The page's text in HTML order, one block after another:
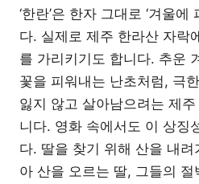
‘한란’은 한자 그대로 ‘겨울에
다. 실제로 제주 한라산 자락
를 가리키기도 합니다. 추운
꽃을 피워내는 난초처럼, 극
잃지 않고 살아남으려는 제
니다. 영화 속에서도 이 상징
다. 딸을 찾기 위해 산을 내
아 산을 오르는 딸, 그들의